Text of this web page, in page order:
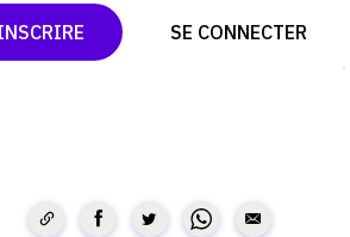
SE CONNECTER
TWITTER
PINTEREST